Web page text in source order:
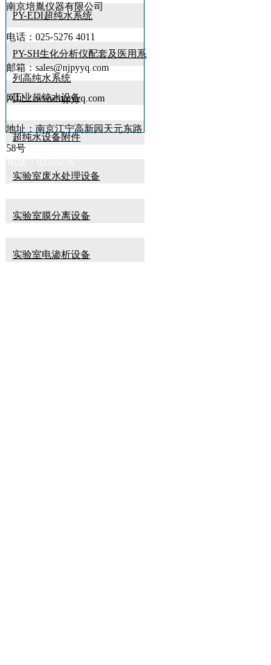
PY-EDI超纯水系统
PY-SH生化分析仪配套及医用系
列高纯水系统
工业超纯水设备
超纯水设备附件
实验室废水处理设备
实验室膜分离设备
实验室电渗析设备
南京培胤仪器有限公司
电话： 025-5276 4011
邮箱：sales@njpyyq.com
网址：www.njpyyq.com
地址：南京江宁高新园天元东路
58号